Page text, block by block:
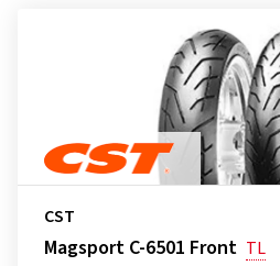
CST
Magsport C-6501 Front TL